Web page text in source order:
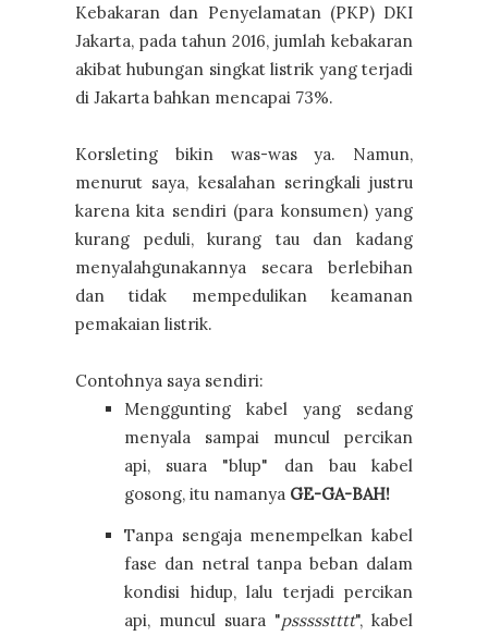
Kebakaran dan Penyelamatan (PKP) DKI
Jakarta, pada tahun 2016, jumlah kebakaran
akibat hubungan singkat listrik yang terjadi
di Jakarta bahkan mencapai 73%.
Korsleting bikin was-was ya. Namun,
menurut saya, kesalahan seringkali justru
karena kita sendiri (para konsumen) yang
kurang peduli, kurang tau dan kadang
menyalahgunakannya secara berlebihan
dan tidak mempedulikan keamanan
pemakaian listrik.
Contohnya saya sendiri:
Menggunting kabel yang sedang
menyala sampai muncul percikan
api, suara "blup" dan bau kabel
gosong, itu namanya GE-GA-BAH!
Tanpa sengaja menempelkan kabel
fase dan netral tanpa beban dalam
kondisi hidup, lalu terjadi percikan
api, muncul suara "pssssstttt", kabel